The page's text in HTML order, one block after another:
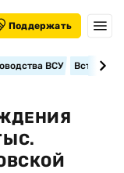
Поддержать
ВСУ